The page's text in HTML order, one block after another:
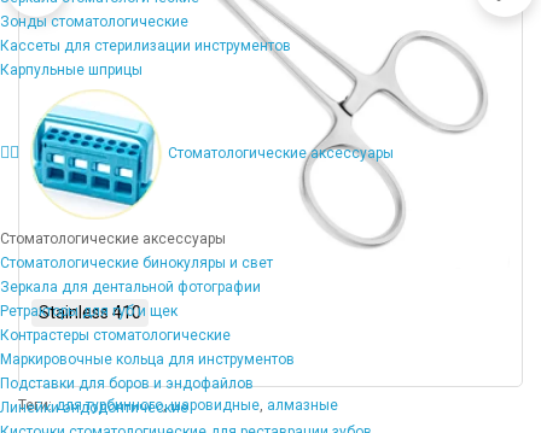
Зонды стоматологические
Кассеты для стерилизации инструментов
Карпульные шприцы
Стоматологические аксессуары
Стоматологические аксессуары
Стоматологические бинокуляры и свет
Зеркала для дентальной фотографии
Ретракторы для губ и щек
Контрастеры стоматологические
Маркировочные кольца для инструментов
Подставки для боров и эндофайлов
Линейки эндодонтические
Stainless 410
Теги:для турбинного,шаровидные, алмазные